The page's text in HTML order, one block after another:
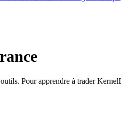
Pour apprendre à trader